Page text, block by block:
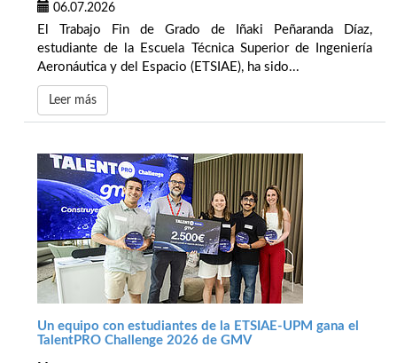
06.07.2026
El Trabajo Fin de Grado de Iñaki Peñaranda Díaz,
estudiante de la Escuela Técnica Superior de Ingeniería
Aeronáutica y del Espacio (ETSIAE), ha sido...
Leer más
Un equipo con estudiantes de la ETSIAE-UPM gana el
TalentPRO Challenge 2026 de GMV